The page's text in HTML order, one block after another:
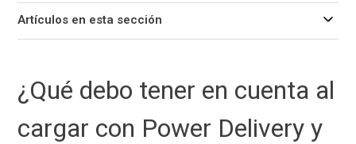
Artículos en esta sección
¿Qué debo tener en cuenta al
cargar con Power Delivery y